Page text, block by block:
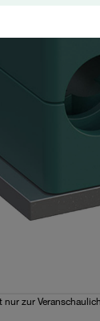
nur zur